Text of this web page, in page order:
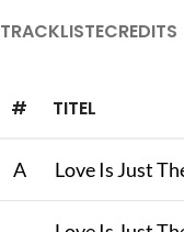
TRACKLISTECREDITS
# TITEL
A Love Is Just